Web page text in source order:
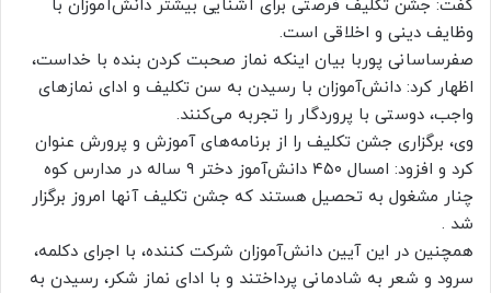
گفت: جشن تکلیف فرصتی برای آشنایی بیشتر دانش‌آموزان با
وظایف دینی و اخلاقی است.
صفرساسانی پوربا بیان اینکه نماز صحبت کردن بنده با خداست،
اظهار کرد: دانش‌آموزان با رسیدن به سن تکلیف و ادای نمازهای
واجب، دوستی با پروردگار را تجربه می‌کنند.
وی، برگزاری جشن تکلیف را از برنامه‌های آموزش و پرورش عنوان
کرد و افزود: امسال ۴۵۰ دانش‌آموز دختر ۹ ساله در مدارس کوه
چنار مشغول به تحصیل هستند که جشن تکلیف آنها امروز برگزار
شد .
همچنین در این آیین دانش‌آموزان شرکت کننده، با اجرای دکلمه،
سرود و شعر به شادمانی پرداختند و با ادای نماز شکر، رسیدن به